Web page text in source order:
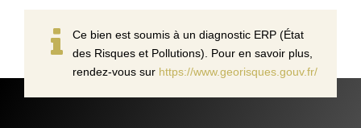
Ce bien est soumis à un diagnostic ERP (État
des Risques et Pollutions). Pour en savoir plus,
rendez-vous sur https://www.georisques.gouv.fr/